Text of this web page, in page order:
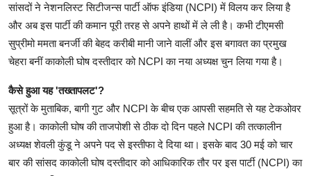
सांसदों ने नेशनलिस्ट सिटीजन्स पार्टी ऑफ इंडिया (NCPI) में विलय कर लिया है
और अब इस पार्टी की कमान पूरी तरह से अपने हाथों में ले ली है। कभी टीएमसी
सुप्रीमो ममता बनर्जी की बेहद करीबी मानी जाने वालीं और इस बगावत का प्रमुख
चेहरा बनीं काकोली घोष दस्तीदार को NCPI का नया अध्यक्ष चुन लिया गया है।
कैसे हुआ यह 'तख्तापलट'?
सूत्रों के मुताबिक, बागी गुट और NCPI के बीच एक आपसी सहमति से यह टेकओवर
हुआ है। काकोली घोष की ताजपोशी से ठीक दो दिन पहले NCPI की तत्कालीन
अध्यक्ष शेवली कुंडू ने अपने पद से इस्तीफा दे दिया था। इसके बाद 30 मई को चार
बार की सांसद काकोली घोष दस्तीदार को आधिकारिक तौर पर इस पार्टी (NCPI) का